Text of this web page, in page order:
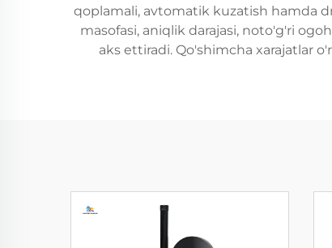
qoplamali, avtomatik kuzatish hamda
masofasi, aniqlik darajasi, noto'g'ri
aks ettiradi. Qo'shimcha xarajatlar